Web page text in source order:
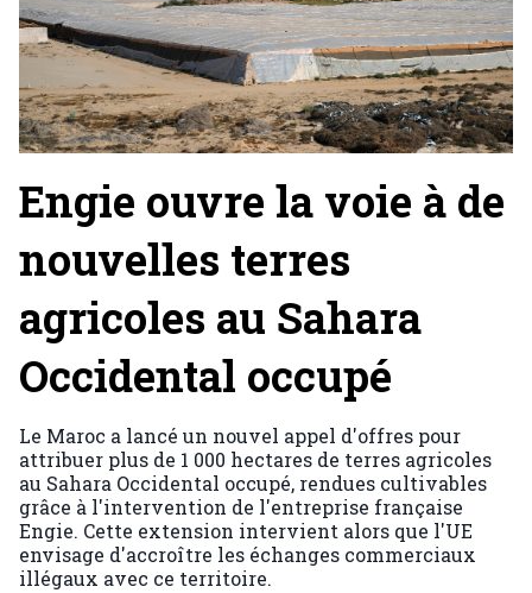
Engie ouvre la voie à de
nouvelles terres
agricoles au Sahara
Occidental occupé
Le Maroc a lancé un nouvel appel d'offres pour
attribuer plus de 1 000 hectares de terres agricoles
au Sahara Occidental occupé, rendues cultivables
grâce à l'intervention de l'entreprise française
Engie. Cette extension intervient alors que l'UE
envisage d'accroître les échanges commerciaux
illégaux avec ce territoire.